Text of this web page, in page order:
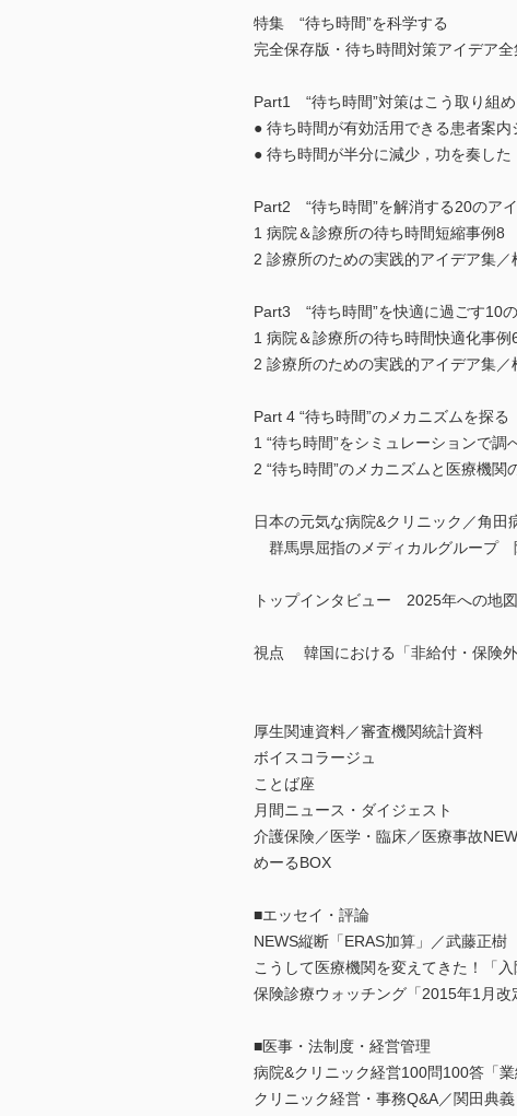
特集 “待ち時間”を科学する
完全保存版・待ち時間対策アイデア全
Part1 “待ち時間”対策はこう取り組め
● 待ち時間が有効活用できる患者案
● 待ち時間が半分に減少，功を奏し
Part2 “待ち時間”を解消する20のア
1 病院＆診療所の待ち時間短縮事例8
2 診療所のための実践的アイデア集／
Part3 “待ち時間”を快適に過ごす10
1 病院＆診療所の待ち時間快適化事例
2 診療所のための実践的アイデア集／
Part 4 “待ち時間”のメカニズムを探る
1 “待ち時間”をシミュレーションで調
2 “待ち時間”のメカニズムと医療機関
日本の元気な病院&クリニック／角田
群馬県屈指のメディカルグループ
トップインタビュー 2025年への地
視点 韓国における「非給付・保険
厚生関連資料／審査機関統計資料
ボイスコラージュ
ことば座
月間ニュース・ダイジェスト
介護保険／医学・臨床／医療事故
めーるBOX
■エッセイ・評論
NEWS縦断「ERAS加算」／武藤正樹
こうして医療機関を変えてきた！「
保険診療ウォッチング「2015年1月
■医事・法制度・経営管理
病院&クリニック経営100問100答「
クリニック経営・事務Q&A／関田典義